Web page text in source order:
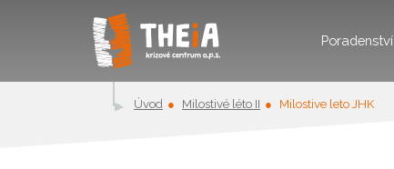
Poradenství
Úvod Milostivé léto II Milostive leto JHK